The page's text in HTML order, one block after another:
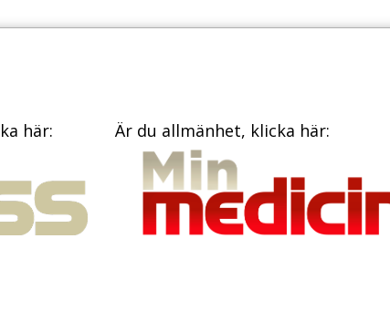
BÖCKER KONTAKT
bipolära patienter
här: Är du allmänhet, klicka här: